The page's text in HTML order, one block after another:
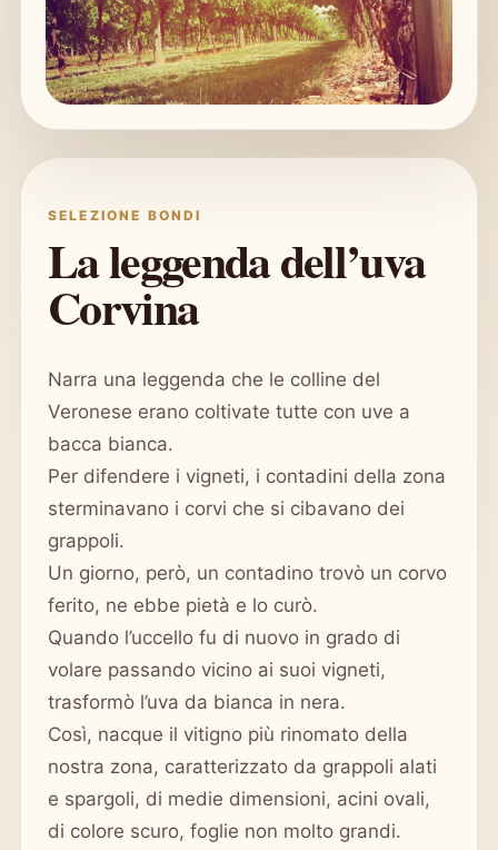
SELEZIONE BONDI
La leggenda dell’uva
Corvina
Narra una leggenda che le colline del
Veronese erano coltivate tutte con uve a
bacca bianca.
Per difendere i vigneti, i contadini della zona
sterminavano i corvi che si cibavano dei
grappoli.
Un giorno, però, un contadino trovò un corvo
ferito, ne ebbe pietà e lo curò.
Quando l’uccello fu di nuovo in grado di
volare passando vicino ai suoi vigneti,
trasformò l’uva da bianca in nera.
Così, nacque il vitigno più rinomato della
nostra zona, caratterizzato da grappoli alati
e spargoli, di medie dimensioni, acini ovali,
di colore scuro, foglie non molto grandi.